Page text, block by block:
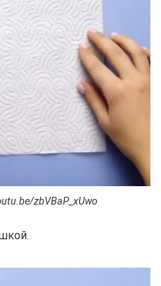
zbVBaP_xUwo